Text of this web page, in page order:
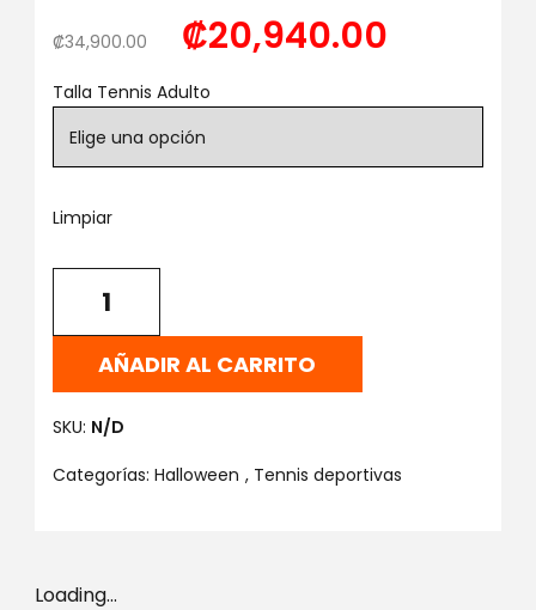
₡34,900.00 ₡20,940.00
Talla Tennis Adulto
Limpiar
AÑADIR AL CARRITO
SKU: N/D
Categorías: Halloween , Tennis deportivas
Loading...